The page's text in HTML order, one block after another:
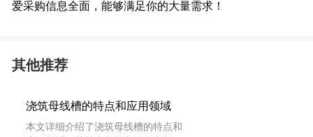
爱采购信息全面，能够满足你的大量需求！
其他推荐
浇筑母线槽的特点和应用领域
本文详细介绍了浇筑母线槽的特点和